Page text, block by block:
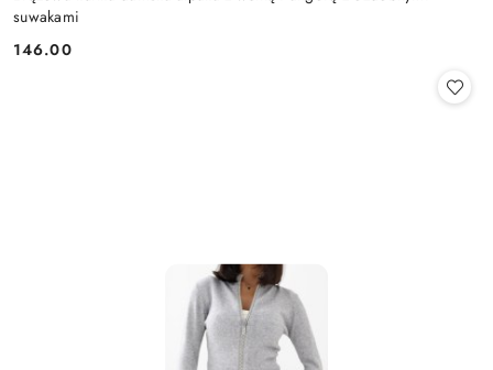
suwakami
Cena:
146.00